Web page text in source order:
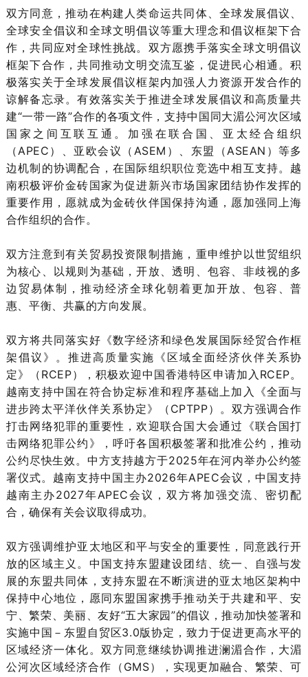
双方同意，推动在构建人类命运共同体、全球发展倡议、
全球安全倡议和全球文明倡议等重大理念和倡议框架下合
作，共同应对全球性挑战。双方愿携手落实全球文明倡议
框架下合作，共同推动文明交流互鉴，促进民心相通。积
极落实关于全球发展倡议框架内加强人力资源开发合作的
谅解备忘录。有效落实关于推进全球发展倡议和高质量共
建“一带一路”合作的各项文件，支持中国同大湄公河次区域
国家之间互联互通。加强在联合国、亚太经合组织
（APEC）、亚欧会议（ASEM）、东盟（ASEAN）等多
边机制的协调配合，在国际组织职位竞选中相互支持。越
南积极评价金砖国家为促进新兴市场国家团结协作发挥的
重要作用，愿就成为金砖伙伴国保持沟通，愿加强同上海
合作组织的合作。
双方注意到有关贸易投资限制措施，重申维护以世贸组织
为核心、以规则为基础，开放、透明、包容、非歧视的多
边贸易体制，推动经济全球化朝着更加开放、包容、普
惠、平衡、共赢的方向发展。
双方将共同落实好《数字经济和绿色发展国际经贸合作框
架倡议》。推进高质量实施《区域全面经济伙伴关系协
定》（RCEP），积极欢迎中国香港特区申请加入RCEP。
越南支持中国在符合协定标准和程序基础上加入《全面与
进步跨太平洋伙伴关系协定》（CPTPP）。双方强调合作
打击网络犯罪的重要性，欢迎联合国大会通过《联合国打
击网络犯罪公约》，呼吁各国积极签署和批准公约，推动
公约尽快生效。中方支持越方于2025年在河内举办公约签
署仪式。越南支持中国主办2026年APEC会议，中国支持
越南主办2027年APEC会议，双方将加强交流、密切配
合，确保有关会议取得成功。
双方强调维护亚太地区和平与安全的重要性，同意践行开
放的区域主义。中国支持东盟建设团结、统一、自强与发
展的东盟共同体，支持东盟在不断演进的亚太地区架构中
保持中心地位，愿同东盟国家携手推动关于共建和平、安
宁、繁荣、美丽、友好“五大家园”的倡议，推动加快签署和
实施中国－东盟自贸区3.0版协定，致力于促进更高水平的
区域经济一体化。双方同意继续协调推进澜湄合作，大湄
公河次区域经济合作（GMS），实现更加融合、繁荣、可